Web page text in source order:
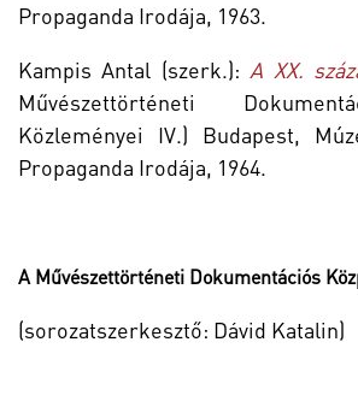
Propaganda Irodája, 1963.
Kampis Antal (szerk.): A XX.
Művészettörténeti
Közleményei IV.) Budapest,
Propaganda Irodája, 1964.
A Művészettörténeti Dokumentációs
(sorozatszerkesztő: Dávid Katalin)